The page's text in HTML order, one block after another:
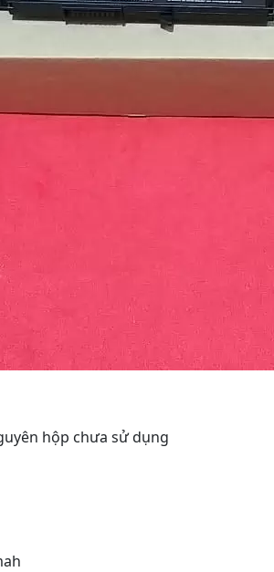
hộp chưa sử dụng